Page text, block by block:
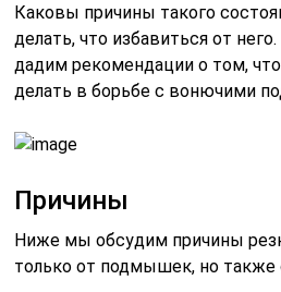
Каковы причины такого
делать, что избавиться от
дадим рекомендации о том,
делать в борьбе с вонючими
Причины
Ниже мы обсудим причины
только от подмышек, но также